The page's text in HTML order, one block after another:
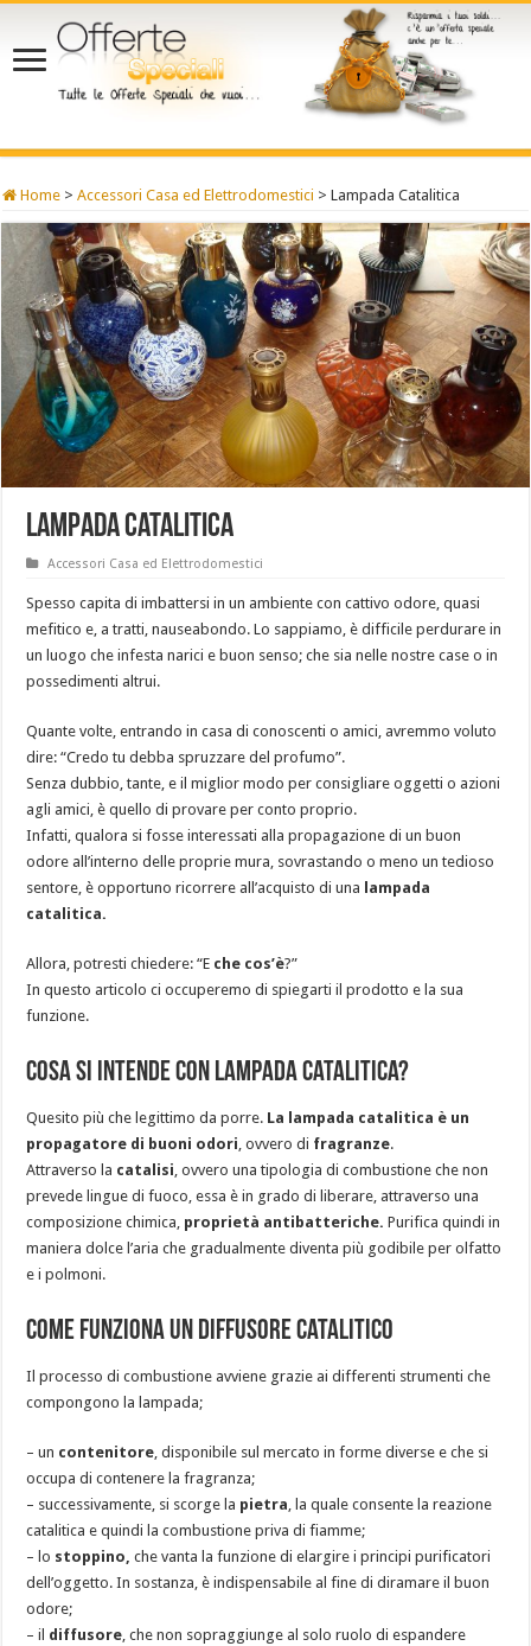
Home > Accessori Casa ed Elettrodomestici > Lampada Catalitica
Lampada Catalitica
Accessori Casa ed Elettrodomestici
Spesso capita di imbattersi in un ambiente con cattivo odore, quasi
mefitico e, a tratti, nauseabondo. Lo sappiamo, è difficile perdurare in
un luogo che infesta narici e buon senso; che sia nelle nostre case o in
possedimenti altrui.
Quante volte, entrando in casa di conoscenti o amici, avremmo voluto
dire: “Credo tu debba spruzzare del profumo”.
Senza dubbio, tante, e il miglior modo per consigliare oggetti o azioni
agli amici, è quello di provare per conto proprio.
Infatti, qualora si fosse interessati alla propagazione di un buon
odore all’interno delle proprie mura, sovrastando o meno un tedioso
sentore, è opportuno ricorrere all’acquisto di una lampada
catalitica.
Allora, potresti chiedere: “E che cos’è?”
In questo articolo ci occuperemo di spiegarti il prodotto e la sua
funzione.
Cosa si intende con Lampada Catalitica?
Quesito più che legittimo da porre. La lampada catalitica è un
propagatore di buoni odori, ovvero di fragranze.
Attraverso la catalisi, ovvero una tipologia di combustione che non
prevede lingue di fuoco, essa è in grado di liberare, attraverso una
composizione chimica, proprietà antibatteriche. Purifica quindi in
maniera dolce l’aria che gradualmente diventa più godibile per olfatto
e i polmoni.
Come Funziona un Diffusore Catalitico
Il processo di combustione avviene grazie ai differenti strumenti che
compongono la lampada;
– un contenitore, disponibile sul mercato in forme diverse e che si
occupa di contenere la fragranza;
– successivamente, si scorge la pietra, la quale consente la reazione
catalitica e quindi la combustione priva di fiamme;
– lo stoppino, che vanta la funzione di elargire i principi purificatori
dell’oggetto. In sostanza, è indispensabile al fine di diramare il buon
odore;
– il diffusore, che non sopraggiunge al solo ruolo di espandere